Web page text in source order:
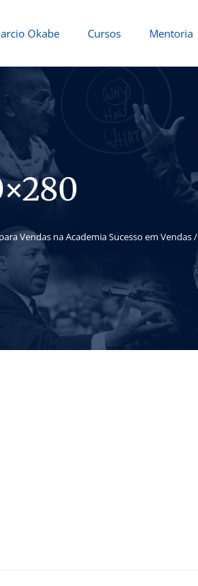
Okabe Cursos Mentoria
Vendas na Academia Sucesso em Vendas/